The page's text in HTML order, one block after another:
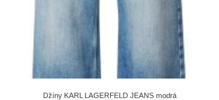
Džíny KARL LAGERFELD JEANS modrá